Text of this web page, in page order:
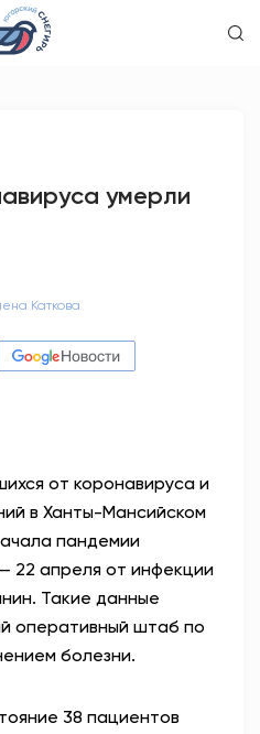
СЕМЕЙНОЕ
умерли
Каткова
от коронавируса и
в Ханты-Мансийском
пандемии
22 апреля от инфекции
Такие данные
оперативный штаб по
болезни.
38 пациентов